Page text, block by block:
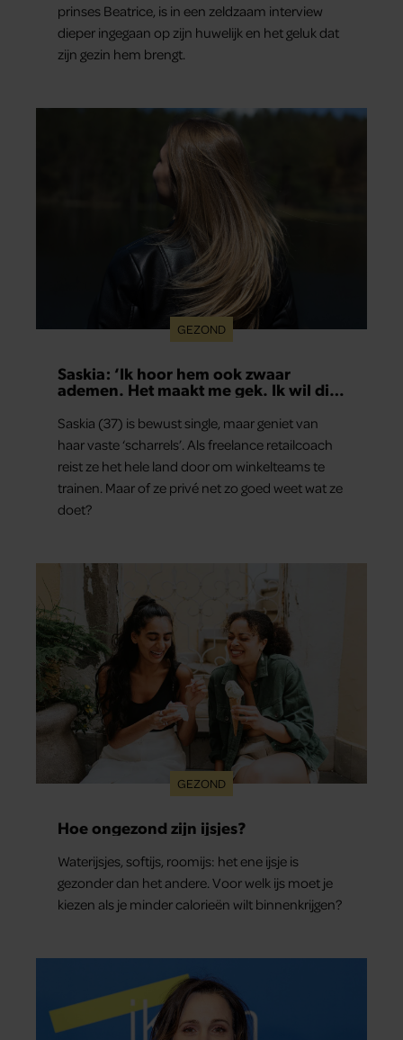
prinses Beatrice, is in een zeldzaam interview
dieper ingegaan op zijn huwelijk en het geluk dat
zijn gezin hem brengt.
GEZOND
Saskia: ‘Ik hoor hem ook zwaar
ademen. Het maakt me gek. Ik wil die
Saskia (37) is bewust single, maar geniet van
haar vaste ‘scharrels’. Als freelance retailcoach
reist ze het hele land door om winkelteams te
trainen. Maar of ze privé net zo goed weet wat ze
doet?
GEZOND
Hoe ongezond zijn ijsjes?
Waterijsjes, softijs, roomijs: het ene ijsje is
gezonder dan het andere. Voor welk ijs moet je
kiezen als je minder calorieën wilt binnenkrijgen?